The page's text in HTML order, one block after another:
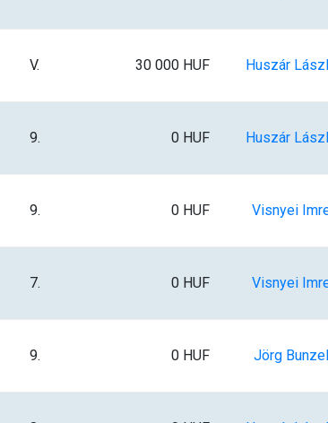
V. 30 000 HUF Huszár
9. 0 HUF Huszár
9. 0 HUF Visnyei
7. 0 HUF Visnyei
9. 0 HUF Jörg Bunzel